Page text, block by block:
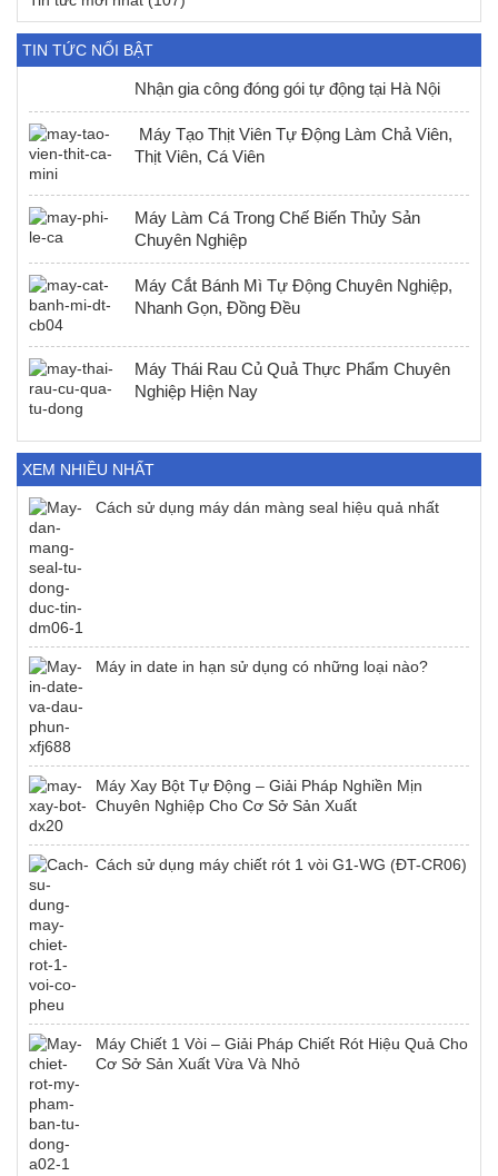
TIN TỨC NỔI BẬT
Nhận gia công đóng gói tự động tại Hà Nội
Máy Tạo Thịt Viên Tự Động Làm Chả Viên,
Thịt Viên, Cá Viên
Máy Làm Cá Trong Chế Biến Thủy Sản
Chuyên Nghiệp
Máy Cắt Bánh Mì Tự Động Chuyên Nghiệp,
Nhanh Gọn, Đồng Đều
Máy Thái Rau Củ Quả Thực Phẩm Chuyên
Nghiệp Hiện Nay
XEM NHIỀU NHẤT
Cách sử dụng máy dán màng seal hiệu quả nhất
Máy in date in hạn sử dụng có những loại nào?
Máy Xay Bột Tự Động – Giải Pháp Nghiền Mịn
Chuyên Nghiệp Cho Cơ Sở Sản Xuất
Cách sử dụng máy chiết rót 1 vòi G1-WG (ĐT-CR06)
Máy Chiết 1 Vòi – Giải Pháp Chiết Rót Hiệu Quả Cho
Cơ Sở Sản Xuất Vừa Và Nhỏ